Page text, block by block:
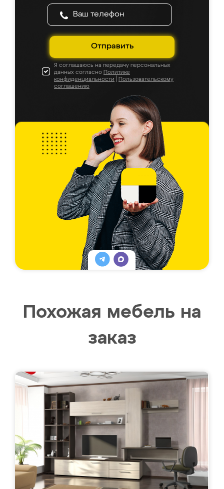
Отправить
Я соглашаюсь на передачу персональных
данных согласно Политике
конфиденциальности
Пользовательскому
соглашению
Похожая мебель на
заказ